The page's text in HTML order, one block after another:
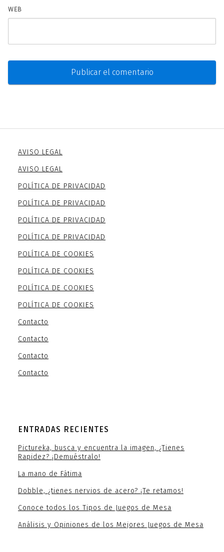
WEB
AVISO LEGAL
AVISO LEGAL
POLÍTICA DE PRIVACIDAD
POLÍTICA DE PRIVACIDAD
POLÍTICA DE PRIVACIDAD
POLÍTICA DE PRIVACIDAD
POLÍTICA DE COOKIES
POLÍTICA DE COOKIES
POLÍTICA DE COOKIES
POLÍTICA DE COOKIES
Contacto
Contacto
Contacto
Contacto
ENTRADAS RECIENTES
Pictureka, busca y encuentra la imagen, ¿Tienes
Rapidez? ¡Demuéstralo!
La mano de Fátima
Dobble, ¿tienes nervios de acero? ¡Te retamos!
Conoce todos los Tipos de Juegos de Mesa
Análisis y Opiniones de los Mejores Juegos de Mesa